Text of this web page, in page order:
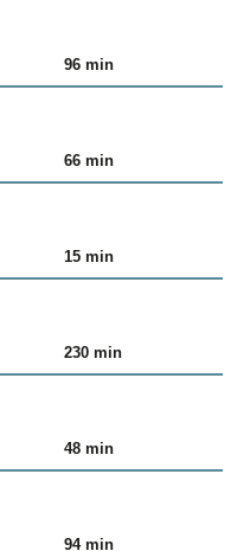
96 min
66 min
15 min
230 min
48 min
94 min